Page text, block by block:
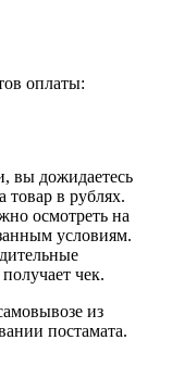
оплаты:
вы дожидаетесь
товар в рублях.
осмотреть на
условиям.
чек.
из
постамата.